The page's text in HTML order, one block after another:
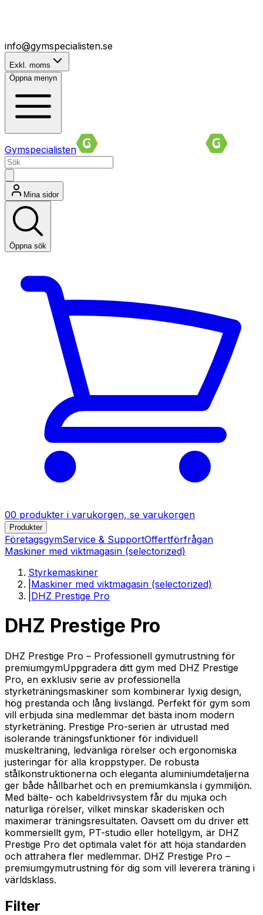
info@gymspecialisten.se
Exkl. moms
Öppna menyn
Gymspecialisten
Mina sidor
Öppna sök
00 produkter i varukorgen, se varukorgen
Produkter
FöretagsgymService & SupportOffertförfrågan
Maskiner med viktmagasin (selectorized)
Styrkemaskiner
Maskiner med viktmagasin (selectorized)
DHZ Prestige Pro
DHZ Prestige Pro
DHZ Prestige Pro – Professionell gymutrustning för
premiumgymUppgradera ditt gym med DHZ Prestige
Pro, en exklusiv serie av professionella
styrketräningsmaskiner som kombinerar lyxig design,
hög prestanda och lång livslängd. Perfekt för gym som
vill erbjuda sina medlemmar det bästa inom modern
styrketräning. Prestige Pro-serien är utrustad med
isolerande träningsfunktioner för individuell
muskelträning, ledvänliga rörelser och ergonomiska
justeringar för alla kroppstyper. De robusta
stålkonstruktionerna och eleganta aluminiumdetaljerna
ger både hållbarhet och en premiumkänsla i gymmiljön.
Med bälte- och kabeldrivsystem får du mjuka och
naturliga rörelser, vilket minskar skaderisken och
maximerar träningsresultaten. Oavsett om du driver ett
kommersiellt gym, PT-studio eller hotellgym, är DHZ
Prestige Pro det optimala valet för att höja standarden
och attrahera fler medlemmar. DHZ Prestige Pro –
premiumgymutrustning för dig som vill leverera träning i
världsklass.
Filter